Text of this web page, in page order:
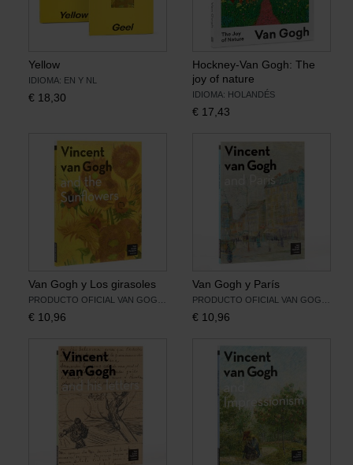
Yellow
IDIOMA: EN Y NL
€ 18,30
Hockney-Van Gogh: The
joy of nature
IDIOMA: HOLANDÉS
€ 17,43
Van Gogh y Los girasoles
€ 10,96
Van Gogh y París
€ 10,96